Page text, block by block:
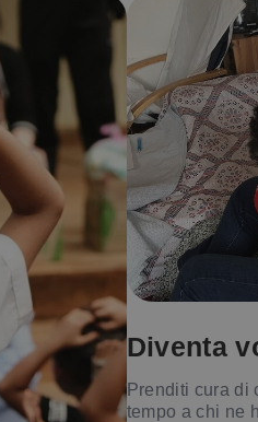
Diventa
Prenditi cura di
tempo a chi ne